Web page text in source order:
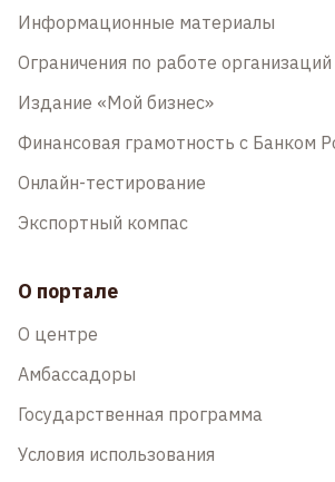
Информационные материалы
Ограничения по работе организаций
Издание «Мой бизнес»
Финансовая грамотность с Банком
Онлайн-тестирование
Экспортный компас
О портале
О центре
Амбассадоры
Государственная программа
Условия использования